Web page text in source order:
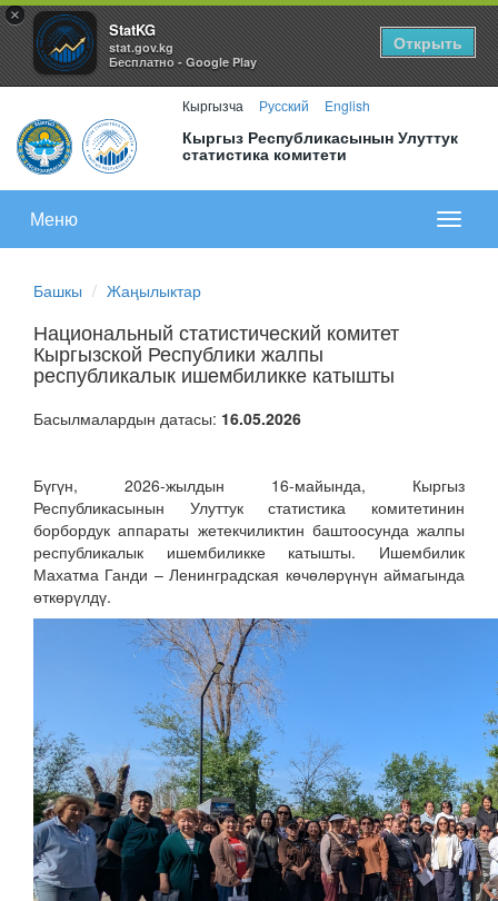
×
StatKG
stat.gov.kg
Бесплатно - Google Play
Открыть
Кыргызча Русский English
Кыргыз Республикасынын Улуттук
статистика комитети
меню
Меню
Башкы Жаңылыктар
Национальный статистический комитет
Кыргызской Республики жалпы
республикалык ишембиликке катышты
Басылмалардын датасы: 16.05.2026
Бүгүн, 2026-жылдын 16-майында, Кыргыз
Республикасынын Улуттук статистика комитетинин
борбордук аппараты жетекчиликтин баштоосунда жалпы
республикалык ишембиликке катышты. Ишембилик
Махатма Ганди – Ленинградская көчөлөрүнүн аймагында
өткөрүлдү.